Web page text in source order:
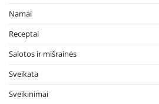
Namai
Receptai
Salotos ir mišrainės
Sveikata
Sveikinimai